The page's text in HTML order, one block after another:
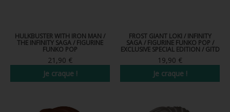
HULKBUSTER WITH IRON MAN /
THE INFINITY SAGA / FIGURINE
FUNKO POP
21,90 €
Je craque !
FROST GIANT LOKI / INFINITY
SAGA / FIGURINE FUNKO POP /
EXCLUSIVE SPECIAL EDITION / GITD
19,90 €
Je craque !